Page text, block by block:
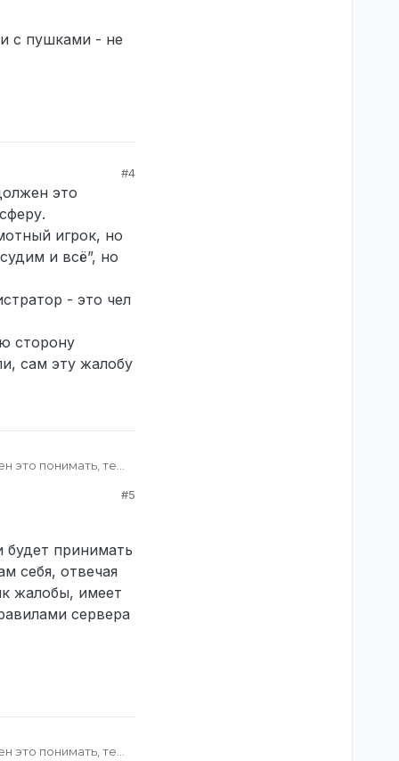
с пушками - не
#4
это
игрок, но
и всё”, но
- это чел
сторону
сам эту жалобу
это понимать, тем
игрок, но когда
- это чел
эту жалобу и
#5
принимать
себя, отвечая
жалобы, имеет
сервера
это понимать, тем